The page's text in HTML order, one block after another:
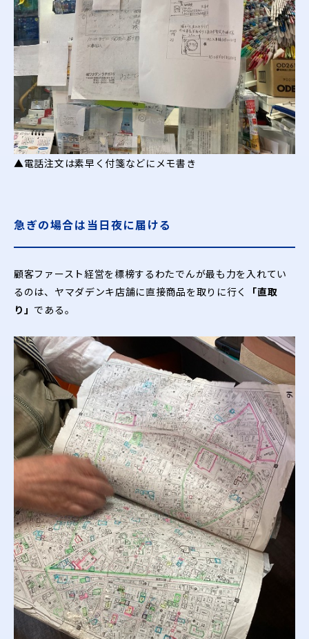
▲電話注文は素早く付箋などにメモ書き
急ぎの場合は当日夜に届ける
顧客ファースト経営を標榜するわたでんが最も力を入れてい
るのは、ヤマダデンキ店舗に直接商品を取りに行く
「直取
り」 である。